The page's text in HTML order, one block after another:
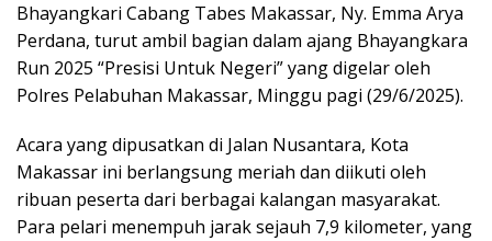
Bhayangkari Cabang Tabes Makassar, Ny. Emma Arya
Perdana, turut ambil bagian dalam ajang Bhayangkara
Run 2025 “Presisi Untuk Negeri” yang digelar oleh
Polres Pelabuhan Makassar, Minggu pagi (29/6/2025).
Acara yang dipusatkan di Jalan Nusantara, Kota
Makassar ini berlangsung meriah dan diikuti oleh
ribuan peserta dari berbagai kalangan masyarakat.
Para pelari menempuh jarak sejauh 7,9 kilometer, yang